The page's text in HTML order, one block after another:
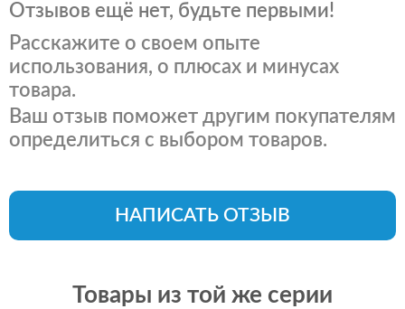
Отзывов ещё нет, будьте первыми!
Расскажите о своем опыте
использования, о плюсах и минусах
товара.
Ваш отзыв поможет другим покупателям
определиться с выбором товаров.
НАПИСАТЬ ОТЗЫВ
Товары из той же серии